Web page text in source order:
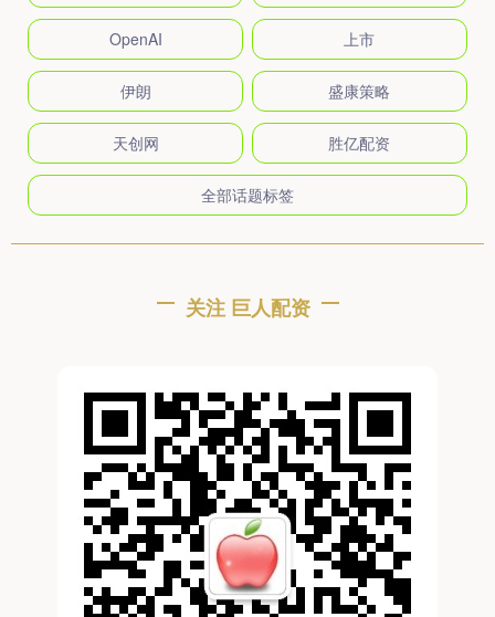
OpenAI 上市
伊朗 盛康策略
天创网 胜亿配资
全部话题标签
关注 巨人配资